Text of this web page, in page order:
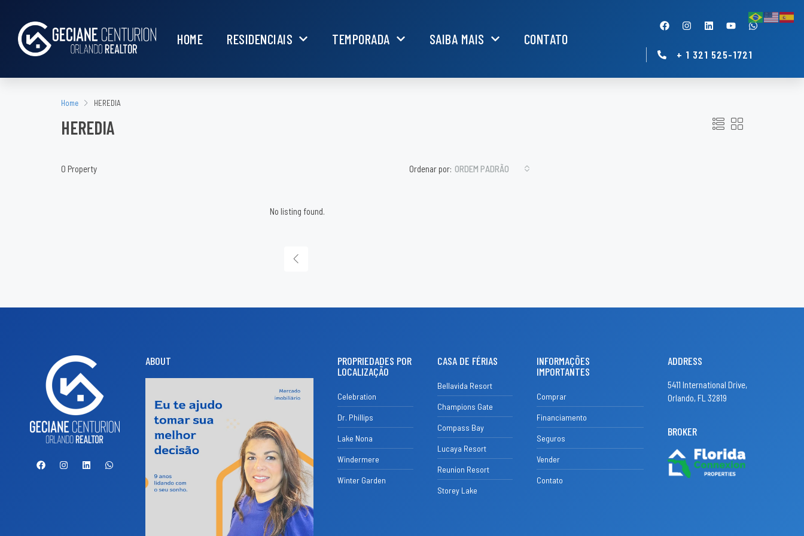
HOME RESIDENCIAIS TEMPORADA SAIBA MAIS CONTATO
+ 1 321 525-1721
Home HEREDIA
HEREDIA
0 Property Ordenar por: ORDEM PADRÃO
No listing found.
ABOUT
PROPRIEDADES POR
LOCALIZAÇÃO
Celebration
Dr. Phillips
Lake Nona
Windermere
Winter Garden
CASA DE FÉRIAS
Bellavida Resort
Champions Gate
Compass Bay
Lucaya Resort
Reunion Resort
Storey Lake
INFORMAÇÕES
IMPORTANTES
Comprar
Financiamento
Seguros
Vender
Contato
ADDRESS
5411 International Drive,
Orlando, FL 32819
BROKER